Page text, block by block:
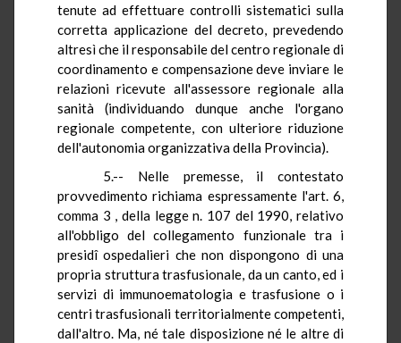
tenute ad effettuare controlli sistematici sulla
corretta applicazione del decreto, prevedendo
altresì che il responsabile del centro regionale di
coordinamento e compensazione deve inviare le
relazioni ricevute all'assessore regionale alla
sanità (individuando dunque anche l'organo
regionale competente, con ulteriore riduzione
dell'autonomia organizzativa della Provincia).
5.-- Nelle premesse, il contestato
provvedimento richiama espressamente l'art. 6,
comma 3 , della legge n. 107 del 1990, relativo
all'obbligo del collegamento funzionale tra i
presidî ospedalieri che non dispongono di una
propria struttura trasfusionale, da un canto, ed i
servizi di immunoematologia e trasfusione o i
centri trasfusionali territorialmente competenti,
dall'altro. Ma, né tale disposizione né le altre di